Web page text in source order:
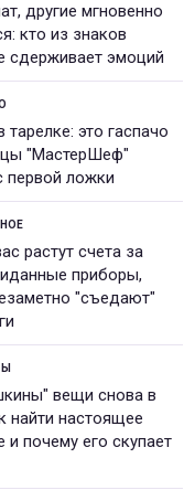
другие мгновенно
кто из знаков
сдерживает эмоций
тарелке: это гаспачо
"МастерШеф"
первой ложки
растут счета за
приборы,
"съедают"
вещи снова в
найти настоящее
почему его скупает